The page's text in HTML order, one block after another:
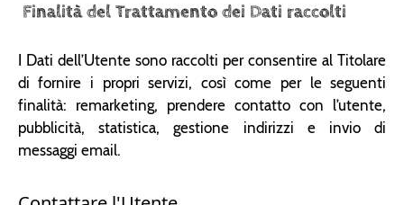
Finalità del Trattamento dei Dati raccolti
I Dati dell’Utente sono raccolti per consentire al Titolare
di fornire i propri servizi, così come per le seguenti
finalità: remarketing, prendere contatto con l’utente,
pubblicità, statistica, gestione indirizzi e invio di
messaggi email.